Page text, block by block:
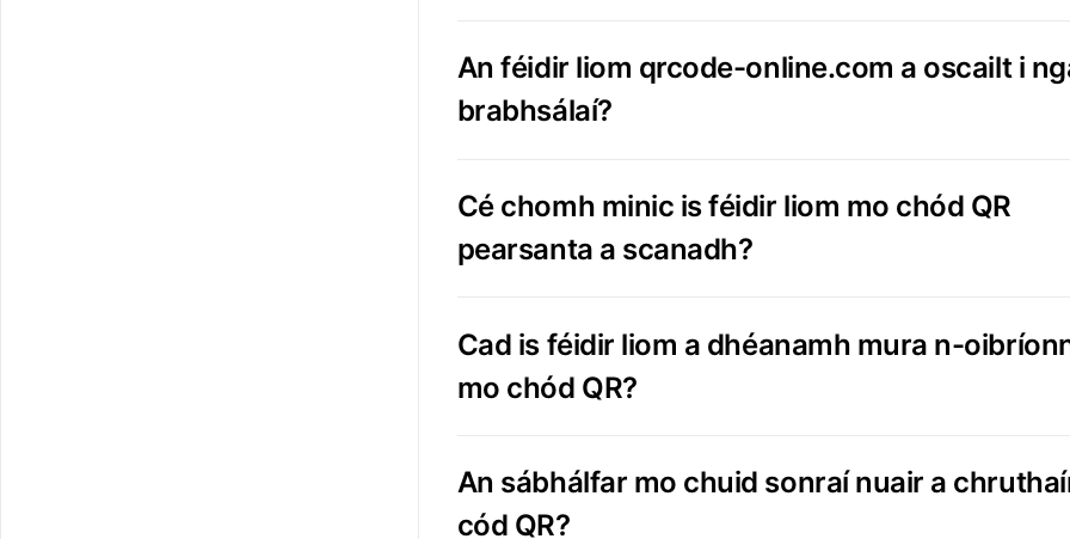
An féidir liom qrcode-online.com a oscailt i
brabhsálaí?
Cé chomh minic is féidir liom mo chód QR
pearsanta a scanadh?
Cad is féidir liom a dhéanamh mura n-
mo chód QR?
An sábhálfar mo chuid sonraí nuair a
cód QR?